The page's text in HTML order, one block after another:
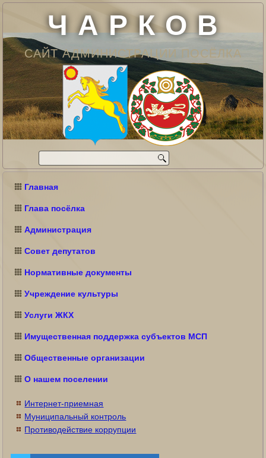
Ч А Р К О В
САЙТ АДМИНИСТРАЦИИ ПОСЁЛКА
Главная
Глава посёлка
Администрация
Совет депутатов
Нормативные документы
Учреждение культуры
Услуги ЖКХ
Имущественная поддержка субъектов МСП
Общественные организации
О нашем поселении
Интернет-приемная
Муниципальный контроль
Противодействие коррупции